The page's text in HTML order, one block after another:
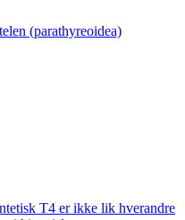
(parathyreoidea)
T4 er ikke lik hverandre